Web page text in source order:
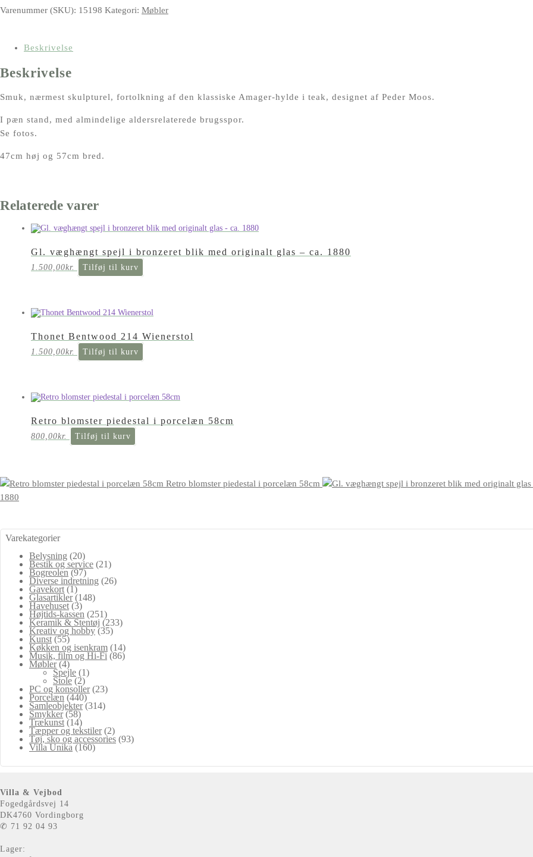
er:
Varenummer (SKU): 15198 Kategori: Møbler
Beskrivelse
Beskrivelse
Smuk, nærmest skulpturel, fortolkning af den klassiske Amager-hylde i teak, designet af Peder Moos.
I pæn stand, med almindelige aldersrelaterede brugsspor.
Se fotos.
47cm høj og 57cm bred.
Relaterede varer
Gl. væghængt spejl i bronzeret blik med originalt glas – ca. 1880
1.500,00kr. Tilføj til kurv
Thonet Bentwood 214 Wienerstol
1.500,00kr. Tilføj til kurv
Retro blomster piedestal i porcelæn 58cm
800,00kr. Tilføj til kurv
Retro blomster piedestal i porcelæn 58cm
1880
Varekategorier
Belysning (20)
Bestik og service (21)
Bogreolen (97)
Diverse indretning (26)
Gavekort (1)
Glasartikler (148)
Havehuset (3)
Højtids-kassen (251)
Keramik & Stentøj (233)
Kreativ og hobby (35)
Kunst (55)
Køkken og isenkram (14)
Musik, film og Hi-Fi (86)
Møbler (4)
Spejle (1)
Stole (2)
PC og konsoller (23)
Porcelæn (440)
Samleobjekter (314)
Smykker (58)
Trækunst (14)
Tæpper og tekstiler (2)
Tøj, sko og accessories (93)
Villa Unika (160)
Villa & Vejbod
Fogedgårdsvej 14
DK4760 Vordingborg
✆ 71 92 04 93
Lager: